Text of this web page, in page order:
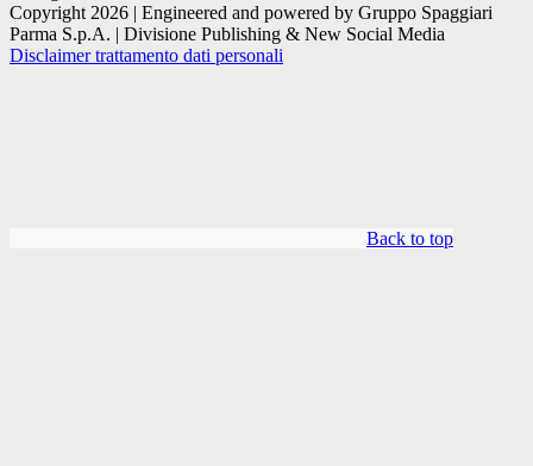
Copyright 2026 | Engineered and powered by Gruppo Spaggiari
Parma S.p.A. | Divisione Publishing & New Social Media
Disclaimer trattamento dati personali
Back to top